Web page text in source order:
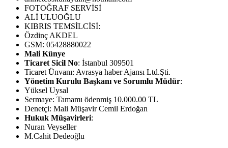
FOTOĞRAF SERVİSİ
ALİ ULUOĞLU
KIBRIS TEMSİLCİSİ:
Özdinç AKDEL
GSM: 05428880022
Mali Künye
Ticaret Sicil No: İstanbul 309501
Ticaret Ünvanı: Avrasya haber Ajansı Ltd.Şti.
Yönetim Kurulu Başkanı ve Sorumlu Müdür:
Yüksel Uysal
Sermaye: Tamamı ödenmiş 10.000.00 TL
Denetçi: Mali Müşavir Cemil Erdoğan
Hukuk Müşavirleri:
Nuran Veyseller
M.Cahit Dedeoğlu